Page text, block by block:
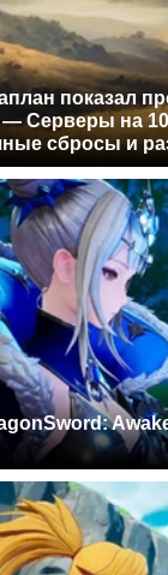
показал
Серверы на
сбросы и